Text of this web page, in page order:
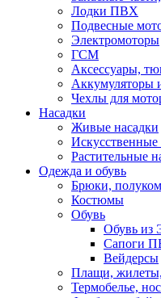
Лодки ПВХ
Подвесные
Электромоторы
ГСМ
Аксессуары,
Аккумуляторы
Чехлы для
Насадки
Живые насадки
Искусственные
Растительные
Одежда и обувь
Брюки,
Костюмы
Обувь
Обувь из
Сапоги
Вейдерсы
Плащи,
Термобелье,